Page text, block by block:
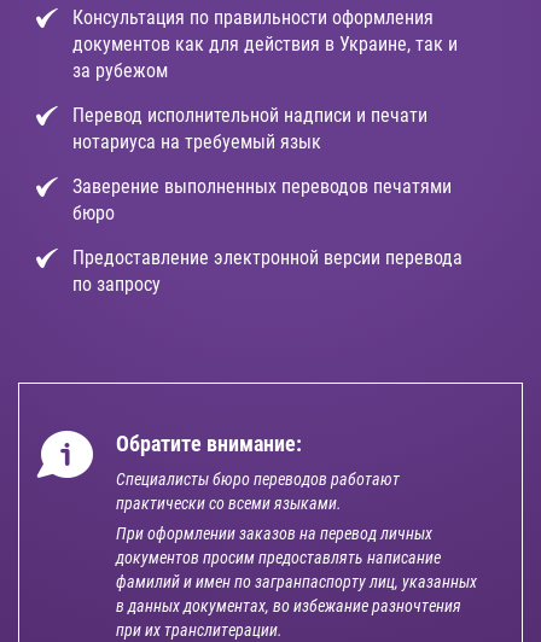
Консультация по правильности оформления
документов как для действия в Украине, так и
за рубежом
Перевод исполнительной надписи и печати
нотариуса на требуемый язык
Заверение выполненных переводов печатями
бюро
Предоставление электронной версии перевода
по запросу
Обратите внимание:
Специалисты бюро переводов работают
практически со всеми языками.
При оформлении заказов на перевод личных
документов просим предоставлять написание
фамилий и имен по загранпаспорту лиц, указанных
в данных документах, во избежание разночтения
при их транслитерации.